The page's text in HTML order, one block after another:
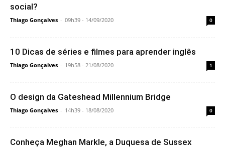
social?
Thiago Gonçalves - 09h39 - 14/09/2020 0
10 Dicas de séries e filmes para aprender inglês
Thiago Gonçalves - 19h58 - 21/08/2020 1
O design da Gateshead Millennium Bridge
Thiago Gonçalves - 14h39 - 18/08/2020 0
Conheça Meghan Markle, a Duquesa de Sussex